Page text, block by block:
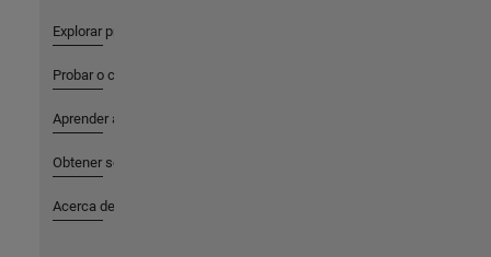
Explorar productos
Probar o comprar
Aprender a utilizar
Obtener soporte
Acerca de MathWorks